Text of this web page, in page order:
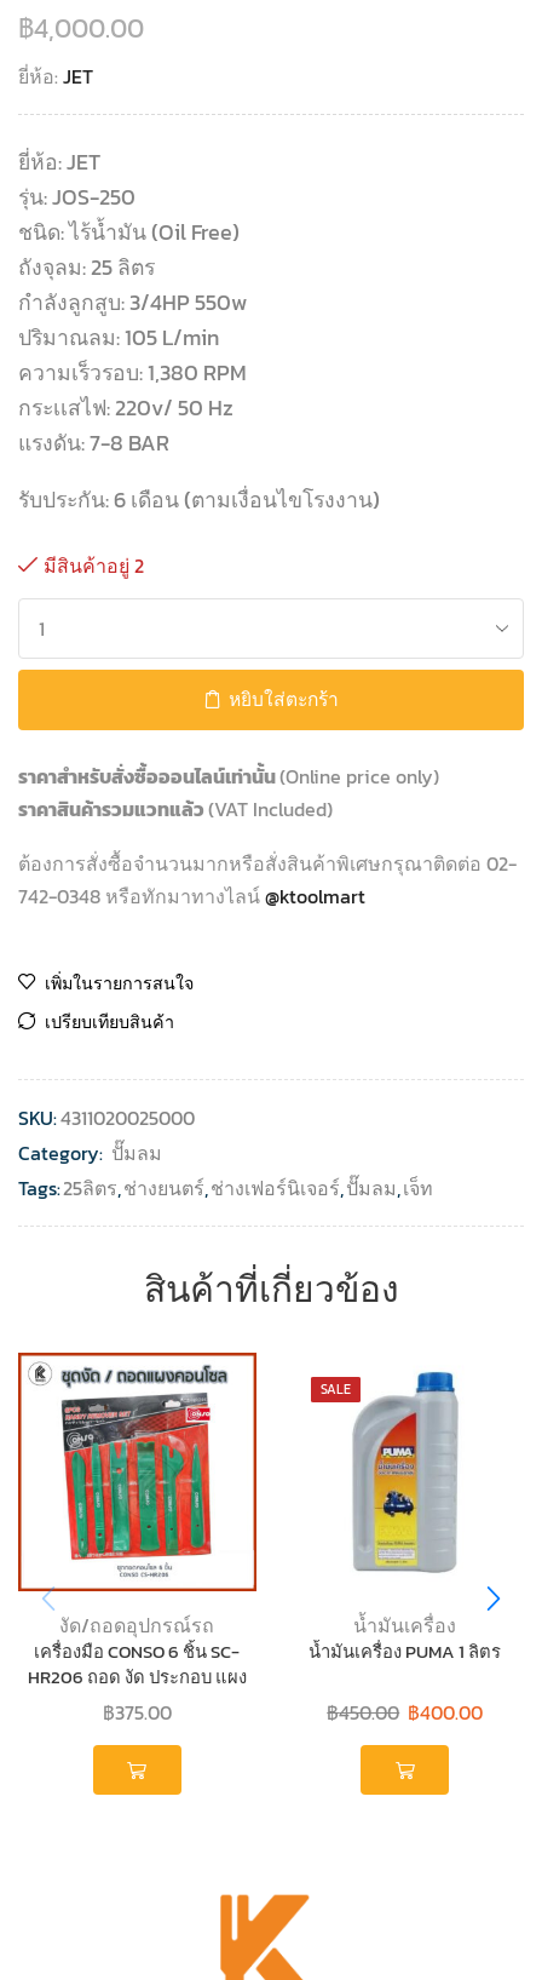
฿4,000.00
ยี่ห้อ: JET
ยี่ห้อ: JET
รุ่น: JOS-250
ชนิด: ไร้น้ำมัน (Oil Free)
ถังจุลม: 25 ลิตร
กำลังลูกสูบ: 3/4HP 550w
ปริมาณลม: 105 L/min
ความเร็วรอบ: 1,380 RPM
กระเเสไฟ: 220v/ 50 Hz
แรงดัน: 7-8 BAR
รับประกัน: 6 เดือน (ตามเงื่อนไขโรงงาน)
มีสินค้าอยู่ 2
หยิบใส่ตะกร้า
ราคาสำหรับสั่งซื้อออนไลน์เท่านั้น(Online price only)
ราคาสินค้ารวมแวทแล้ว(VAT Included)
ต้องการสั่งซื้อจำนวนมากหรือสั่งสินค้าพิเศษกรุณาติดต่อ 02-
742-0348 หรือทักมาทางไลน์@ktoolmart
เพิ่มในรายการสนใจ
เปรียบเทียบสินค้า
SKU:4311020025000
Category: ปั๊มลม
Tags:25ลิตร,ช่างยนตร์,ช่างเฟอร์นิเจอร์,ปั๊มลม,เจ็ท
สินค้าที่เกี่ยวข้อง
งัด/ถอดอุปกรณ์รถ
เครื่องมือ CONSO 6 ชิ้น SC-
HR206 ถอด งัด ประกอบ แผง
คอนโซลรถ
฿375.00
SALE
น้ำมันเครื่อง
น้ำมันเครื่อง PUMA 1 ลิตร
฿450.00 ฿400.00